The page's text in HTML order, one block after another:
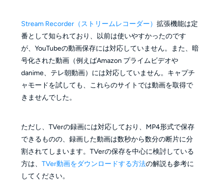
Stream Recorder（ストリームレコーダー） 拡張機能は定
番として知られており、以前は使いやすかったのです
が、YouTubeの動画保存には対応していません。また、暗
号化された動画（例えばAmazon プライムビデオや
danime、テレ朝動画）には対応していません。キャプチ
ャモードを試しても、これらのサイトでは動画を取得で
きませんでした。
ただし、TVerの録画には対応しており、MP4形式で保存
できるものの、録画した動画は数秒から数分の断片に分
割されてしまいます。TVerの保存を中心に検討している
方は、 TVer動画をダウンロードする方法の解説も参考に
してください。